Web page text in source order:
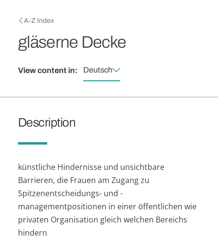
Breadcrumb
A-Z Index
gläserne Decke
View content in: Deutsch
Description
künstliche Hindernisse und unsichtbare
Barrieren, die Frauen am Zugang zu
Spitzenentscheidungs- und -
managementpositionen in einer öffentlichen wie
privaten Organisation gleich welchen Bereichs
hindern